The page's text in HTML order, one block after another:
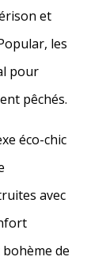
et
les
pour
pêchés.
éco-chic
avec
de